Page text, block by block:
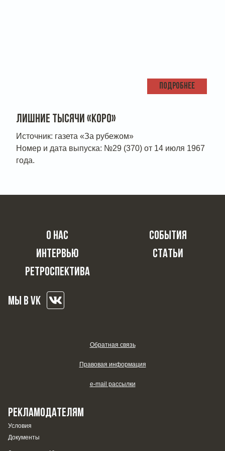
ПОДРОБНЕЕ
ЛИШНИЕ ТЫСЯЧИ «КОРО»
Источник: газета «За рубежом»
Номер и дата выпуска: №29 (370) от 14 июля 1967
года.
О НАС
СОБЫТИЯ
ИНТЕРВЬЮ
СТАТЬИ
РЕТРОСПЕКТИВА
МЫ В VK
РЕКЛАМОДАТЕЛЯМ
Условия
Документы
Обратная связь
Правовая информация
e-mail рассылки